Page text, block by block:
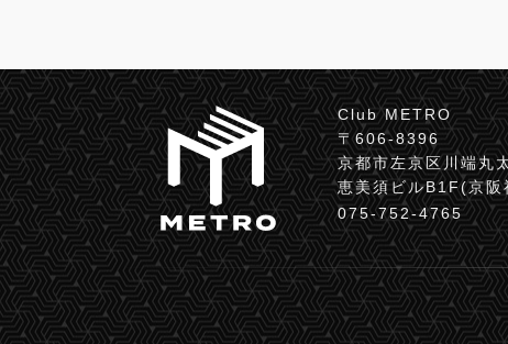
Club METRO
〒606-8396
京都市左京区川端丸
恵美須ビルB1F(京
075-752-4765